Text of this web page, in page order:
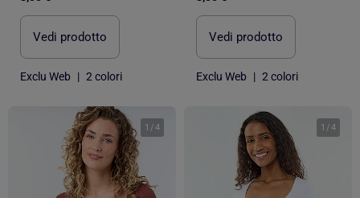
Vedi prodotto
Exclu Web | 2 colori
Vedi prodotto
Exclu Web | 2 colori
1 /4 1 /4